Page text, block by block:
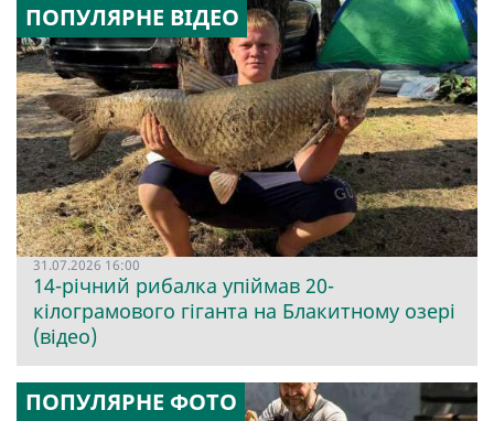
ПОПУЛЯРНЕ ВІДЕО
31.07.2026 16:00
14-річний рибалка упіймав 20-
кілограмового гіганта на Блакитному озері
(відео)
ПОПУЛЯРНЕ ФОТО